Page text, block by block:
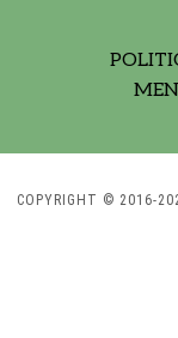
COPYRIGHT © 2016-